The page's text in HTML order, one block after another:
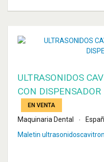
ULTRASONIDOS
CON DISPENSADOR
EN VENTA
Maquinaria Dental
Maletin ultrasonidoscavitron